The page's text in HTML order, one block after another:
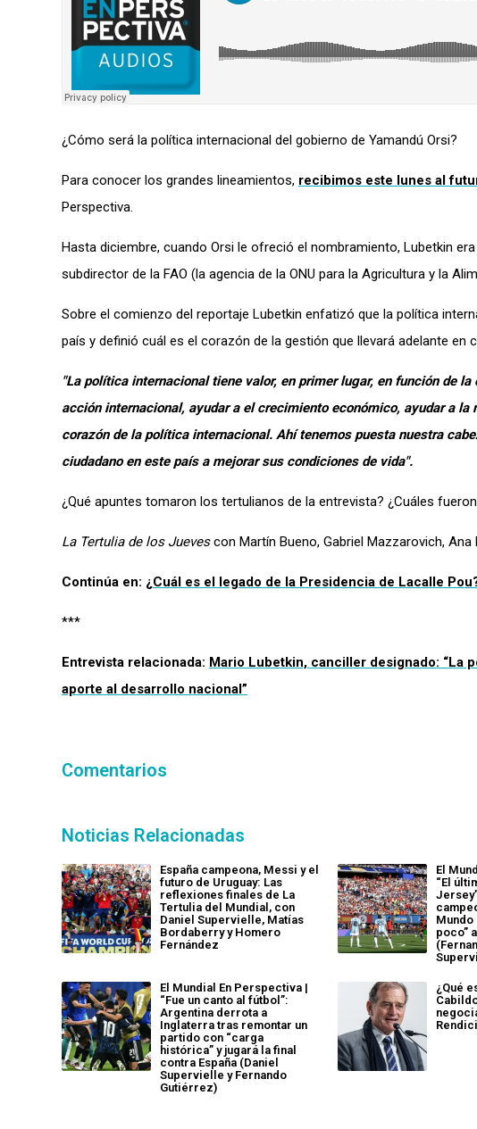
¿Cómo será la política internacional del gobierno de Yamandú Orsi?
Para conocer los grandes lineamientos, recibimos este lunes al
Perspectiva.
Hasta diciembre, cuando Orsi le ofreció el nombramiento, Lubetkin
subdirector de la FAO (la agencia de la ONU para la Agricultura y la
Sobre el comienzo del reportaje Lubetkin enfatizó que la política
país y definió cuál es el corazón de la gestión que llevará adelante en
"La política internacional tiene valor, en primer lugar, en función de
acción internacional, ayudar a el crecimiento económico, ayudar a
corazón de la política internacional. Ahí tenemos puesta nuestra
ciudadano en este país a mejorar sus condiciones de vida".
¿Qué apuntes tomaron los tertulianos de la entrevista? ¿Cuáles
La Tertulia de los Juevescon Martín Bueno, Gabriel Mazzarovich, Ana
Continúa en: ¿Cuál es el legado de la Presidencia de Lacalle
***
Entrevista relacionada: Mario Lubetkin, canciller designado: “La
aporte al desarrollo nacional”
Comentarios
Noticias Relacionadas
España campeona, Messi y el
futuro de Uruguay: Las
reflexiones finales de La
Tertulia del Mundial, con
Daniel Supervielle, Matías
Bordaberry y Homero
Fernández
El
“El
Mundo
poco”
El Mundial En Perspectiva |
“Fue un canto al fútbol”:
Argentina derrota a
Inglaterra tras remontar un
partido con “carga
histórica” y jugará la final
contra España (Daniel
Supervielle y Fernando
Gutiérrez)
¿Qué